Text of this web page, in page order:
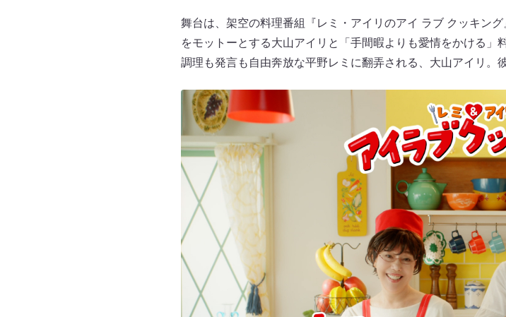
舞台は、架空の料理番組『レミ・アイリのアイ ラブ クッキン
をモットーとする大山アイリと「手間暇よりも愛情をかける
調理も発言も自由奔放な平野レミに翻弄される、大山アイリ。